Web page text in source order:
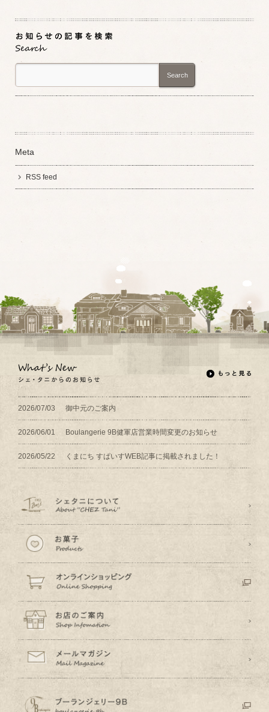
Search
Meta
RSS feed
2026/07/03 御中元のご案内
2026/06/01 Boulangerie 9B健軍店営業時間変更のお知らせ
2026/05/22 くまにち すぱいすWEB記事に掲載されました！